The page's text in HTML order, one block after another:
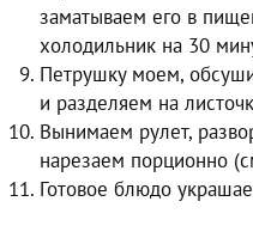
заматываем его в
холодильник на 30
Петрушку моем,
и разделяем на
Вынимаем рулет,
нарезаем порционно
Готовое блюдо